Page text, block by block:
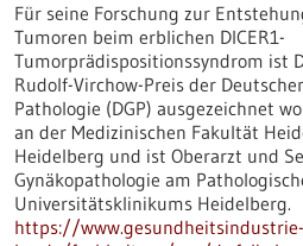
Für seine Forschung zur
Tumoren beim erblichen DICER1-
Tumorprädispositionssyndrom ist
Rudolf-Virchow-Preis der
Pathologie (DGP) ausgezeichnet
an der Medizinischen Fakultät
Heidelberg und ist Oberarzt und
Gynäkopathologie am
Universitätsklinikums Heidelberg.
https://www.gesundheitsindustrie-